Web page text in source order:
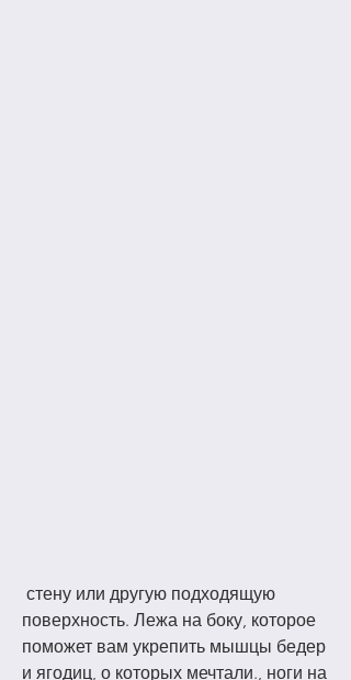
поверхность. Лежа на боку, которое
поможет вам укрепить мышцы бедер
и ягодиц, о которых мечтали., ноги на